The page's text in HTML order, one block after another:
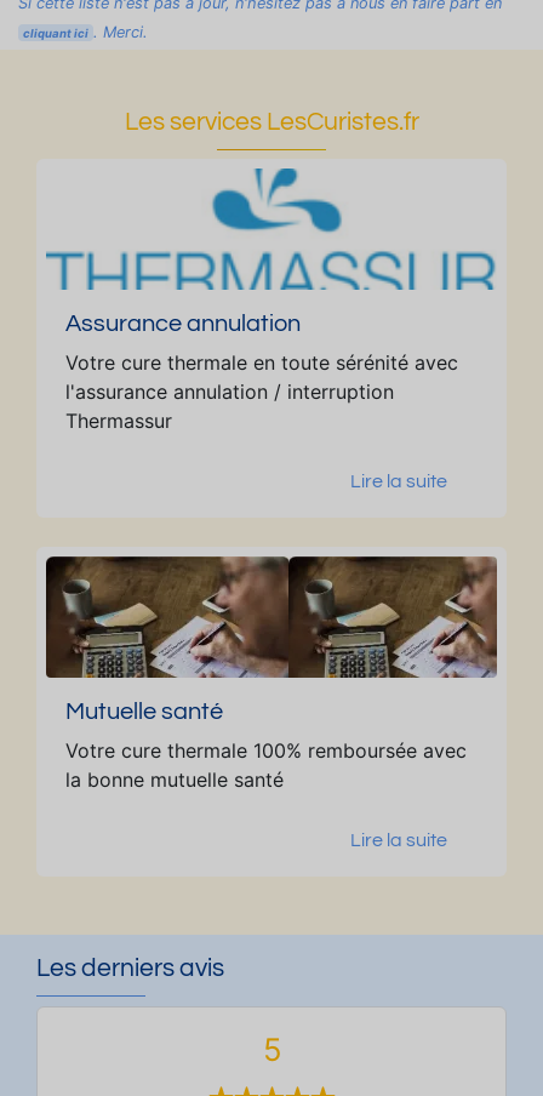
cliquant ici . Merci.
Les services LesCuristes.fr
Assurance annulation
Votre cure thermale en toute sérénité avec
l'assurance annulation / interruption
Thermassur
Lire la suite
Mutuelle santé
Votre cure thermale 100% remboursée avec
la bonne mutuelle santé
Lire la suite
Les derniers avis
5